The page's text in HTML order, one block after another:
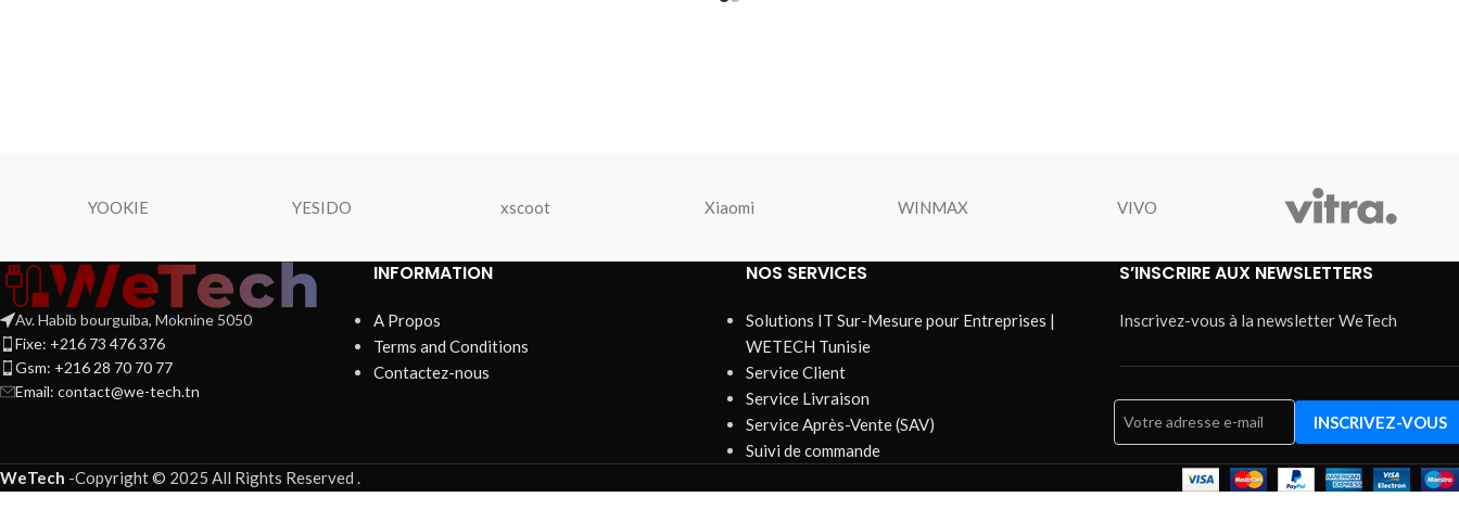
YOOKIE YESIDO xscoot Xiaomi WINMAX VIVO
Av. Habib bourguiba, Moknine 5050
Fixe: +216 73 476 376
Gsm: +216 28 70 70 77
Email: contact@we-tech.tn
INFORMATION
A Propos
Terms and Conditions
Contactez-nous
NOS SERVICES
Solutions IT Sur-Mesure pour Entreprises |
WETECH Tunisie
Service Client
Service Livraison
Service Après-Vente (SAV)
Suivi de commande
S’INSCRIRE AUX NEWSLETTERS
Inscrivez-vous à la newsletter WeTech
WeTech -Copyright © 2025 All Rights Reserved